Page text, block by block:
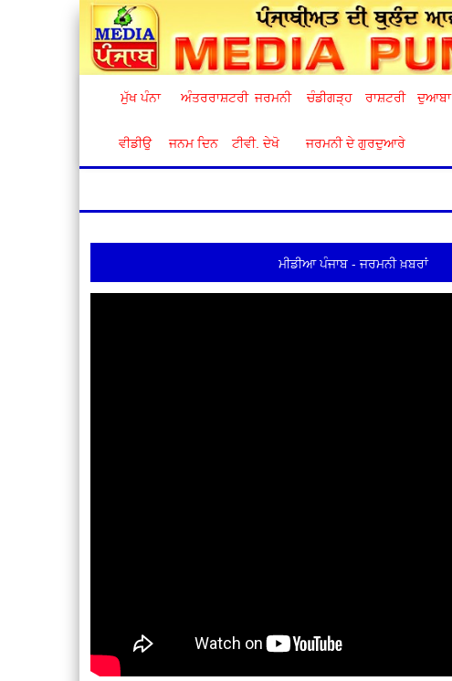
ਮੁੱਖ ਪੰਨਾ ਅੰਤਰਰਾਸ਼ਟਰੀ ਜਰਮਨੀ ਚੰਡੀਗੜ੍ਹ ਰਾਸ਼ਟਰੀ ਦੁਆਬਾ
ਵੀਡੀਉ ਜਨਮ ਦਿਨ ਟੀਵੀ. ਦੇਖੋ ਜਰਮਨੀ ਦੇ ਗੁਰਦੁਆਰੇ
ਮੀਡੀਆ ਪੰਜਾਬ - ਜਰਮਨੀ ਖ਼ਬਰਾਂ